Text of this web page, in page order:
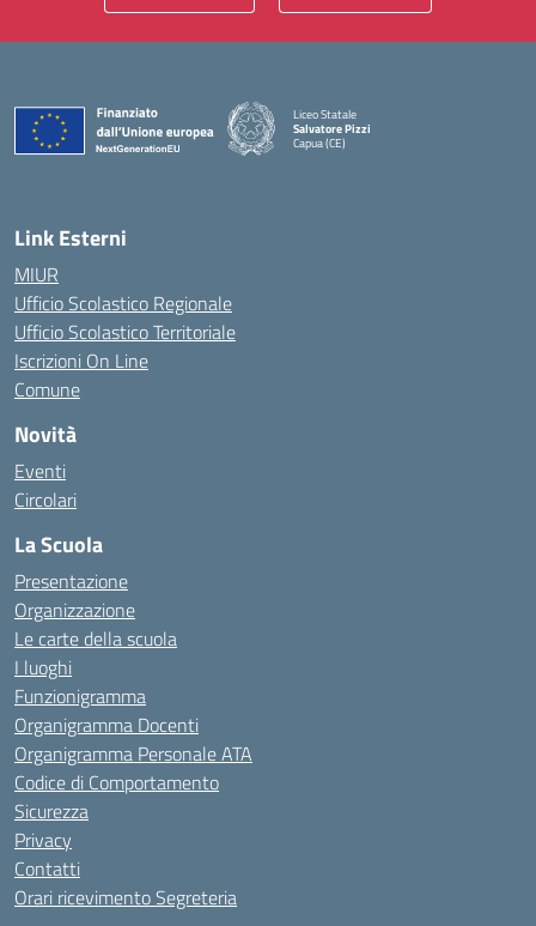
Liceo Statale
Salvatore Pizzi
Capua (CE)
— Visita la pagina iniziale della scuola
Link Esterni
MIUR
Ufficio Scolastico Regionale
Ufficio Scolastico Territoriale
Iscrizioni On Line
Comune
Novità
Eventi
Circolari
La Scuola
Presentazione
Organizzazione
Le carte della scuola
I luoghi
Funzionigramma
Organigramma Docenti
Organigramma Personale ATA
Codice di Comportamento
Sicurezza
Privacy
Contatti
Orari ricevimento Segreteria